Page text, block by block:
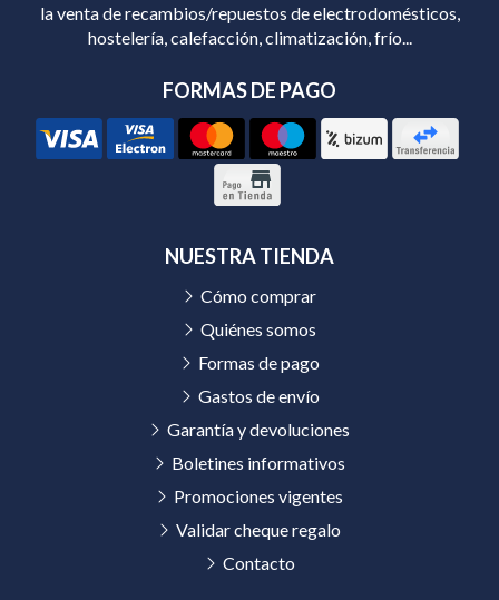
la venta de recambios/repuestos de electrodomésticos,
hostelería, calefacción, climatización, frío...
FORMAS DE PAGO
NUESTRA TIENDA
Cómo comprar
Quiénes somos
Formas de pago
Gastos de envío
Garantía y devoluciones
Boletines informativos
Promociones vigentes
Validar cheque regalo
Contacto